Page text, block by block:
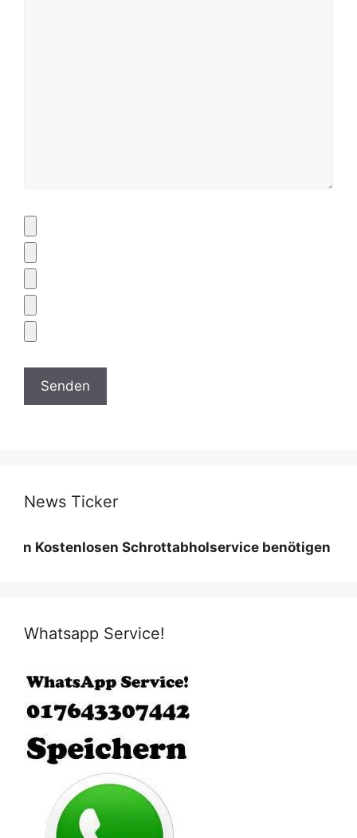
News Ticker
Schrottabholservice benötigen wir eine
Whatsapp Service!